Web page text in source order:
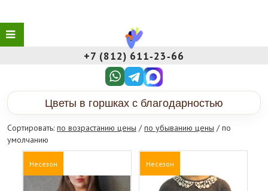
+7 (812) 611‑23‑66
Цветы в горшках с благодарностью
Сортировать: по возрастанию цены /по убыванию цены / по
умолчанию
Несезон Несезон